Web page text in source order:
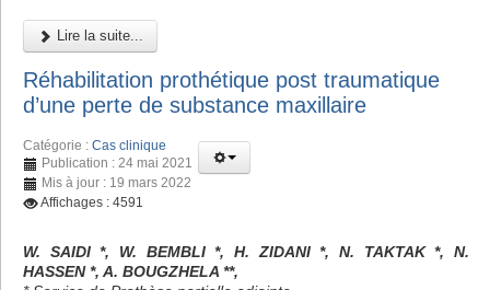
Lire la suite...
Réhabilitation prothétique post traumatique
d’une perte de substance maxillaire
Catégorie : Cas clinique
Publication : 24 mai 2021
Mis à jour : 19 mars 2022
Affichages : 4591
W. SAIDI *, W. BEMBLI *, H. ZIDANI *, N. TAKTAK *, N.
HASSEN *, A. BOUGZHELA **,